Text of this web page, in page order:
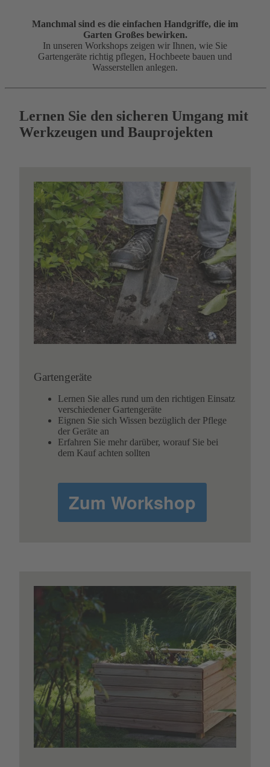
Manchmal sind es die einfachen Handgriffe, die im
Garten Großes bewirken.
In unseren Workshops zeigen wir Ihnen, wie Sie
Gartengeräte richtig pflegen, Hochbeete bauen und
Wasserstellen anlegen.
Lernen Sie den sicheren Umgang mit
Werkzeugen und Bauprojekten
Gartengeräte
Lernen Sie alles rund um den richtigen Einsatz
verschiedener Gartengeräte
Eignen Sie sich Wissen bezüglich der Pflege
der Geräte an
Erfahren Sie mehr darüber, worauf Sie bei
dem Kauf achten sollten
Zum Workshop